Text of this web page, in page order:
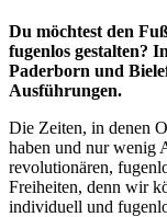
Du möchtest den
fugenlos gestalten?
Paderborn und
Ausführungen.
Die Zeiten, in denen
haben und nur wenig
revolutionären,
Freiheiten, denn wir
individuell und